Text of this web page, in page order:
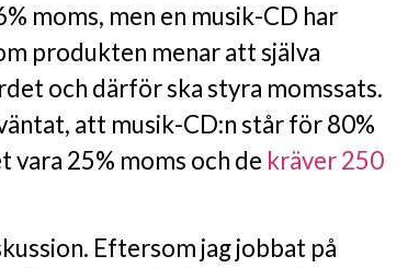
moms, men en musik-CD har
produkten menar att själva
och därför ska styra momssats.
att musik-CD:n står för 80%
vara 25% moms och de kräver 250
Eftersom jag jobbat på